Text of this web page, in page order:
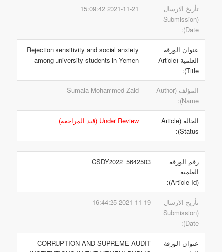
تأريخ الارسال
(Submission
Date):
2021-11-21 15:09:42
عنوان الورقة
العلمية (Article
Title):
Rejection sensitivity and social anxiety
among university students in Yemen
المؤلف (Author
Name):
Sumaia Mohammed Zaid
الحالة (Article
Status):
Under Review (قيد المراجعة)
رقم الورقة
العلمية
(Article Id):
CSDY2022_5642503
تأريخ الارسال
(Submission
Date):
2021-11-19 16:44:25
عنوان الورقة
CORRUPTION AND SUPREME AUDIT